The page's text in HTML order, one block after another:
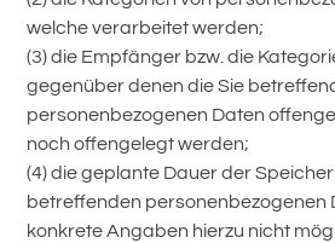
welche verarbeitet werden;
(3) die Empfänger bzw. die
gegenüber denen die Sie
personenbezogenen Daten
noch offengelegt werden;
(4) die geplante Dauer der
betreffenden personenbezogenen
konkrete Angaben hierzu nicht